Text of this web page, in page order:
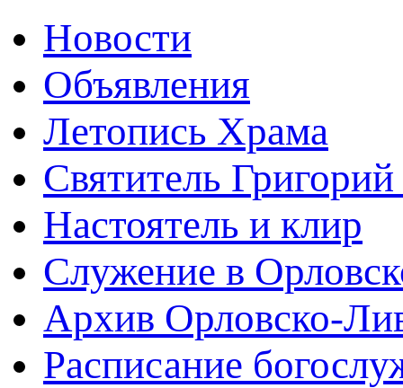
Новости
Объявления
Летопись Храма
Святитель
Настоятель и клир
Служение в
Архив Орловско-
Расписание